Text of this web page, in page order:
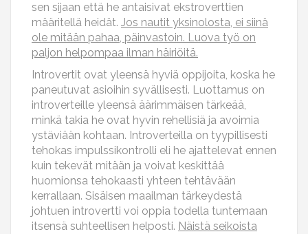
sen sijaan että he antaisivat ekstroverttien
määritellä heidät. Jos nautit yksinolosta, ei siinä
ole mitään pahaa, päinvastoin. Luova työ on
paljon helpompaa ilman häiriöitä.
Introvertit ovat yleensä hyviä oppijoita, koska he
paneutuvat asioihin syvällisesti. Luottamus on
introverteille yleensä äärimmäisen tärkeää,
minkä takia he ovat hyvin rehellisiä ja avoimia
ystäviään kohtaan. Introverteilla on tyypillisesti
tehokas impulssikontrolli eli he ajattelevat ennen
kuin tekevät mitään ja voivat keskittää
huomionsa tehokaasti yhteen tehtävään
kerrallaan. Sisäisen maailman tärkeydestä
johtuen introvertti voi oppia todella tuntemaan
itsensä suhteellisen helposti. Näistä seikoista